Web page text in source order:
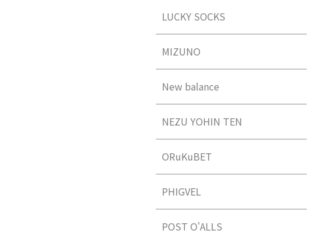
LUCKY SOCKS
MIZUNO
New balance
NEZU YOHIN TEN
ORuKuBET
PHIGVEL
POST O'ALLS